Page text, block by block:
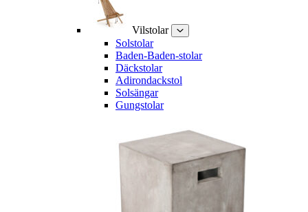
Vilstolar
Solstolar
Baden-Baden-stolar
Däckstolar
Adirondackstol
Solsängar
Gungstolar